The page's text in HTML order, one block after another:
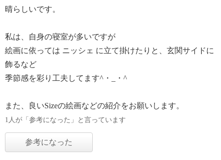
晴らしいです。
私は、自身の寝室が多いですが
絵画に依っては ニッシェ に立て掛けたりと、玄関サイドに
飾るなど
季節感を彩り工夫してます^・_・^
また、良いSizeの絵画などの紹介をお願いします。
1人が「参考になった」と言っています
参考になった